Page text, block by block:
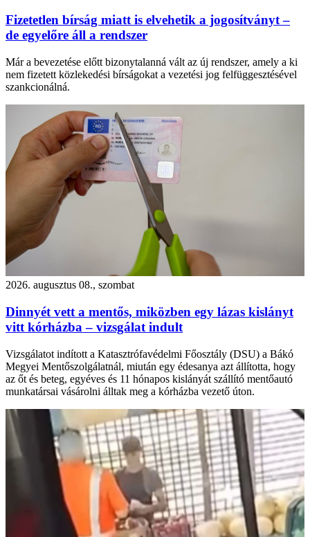
Fizetetlen bírság miatt is elvehetik a jogosítványt –
de egyelőre áll a rendszer
Már a bevezetése előtt bizonytalanná vált az új rendszer, amely a ki
nem fizetett közlekedési bírságokat a vezetési jog felfüggesztésével
szankcionálná.
2026. augusztus 08., szombat
Dinnyét vett a mentős, miközben egy lázas kislányt
vitt kórházba – vizsgálat indult
Vizsgálatot indított a Katasztrófavédelmi Főosztály (DSU) a Bákó
Megyei Mentőszolgálatnál, miután egy édesanya azt állította, hogy
az őt és beteg, egyéves és 11 hónapos kislányát szállító mentőautó
munkatársai vásárolni álltak meg a kórházba vezető úton.